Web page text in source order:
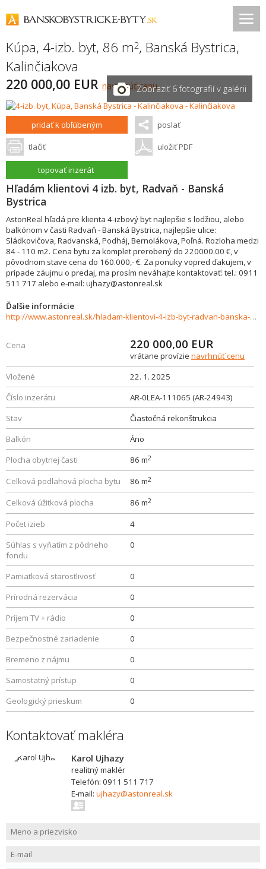
Kúpa, 4-izb. byt, 86 m2, Banská Bystrica,
Kalinčiakova
220 000,00 EUR navrhnúť cenuZobraziť 6 fotografií v galérii
pridať k obľúbeným poslať
tlačiť uložiť PDF
topovať inzerát
Hľadám klientovi 4 izb. byt, Radvaň - Banská
Bystrica
AstonReal hľadá pre klienta 4-izbový byt najlepšie s lodžiou, alebo
balkónom v časti Radvaň - Banská Bystrica, najlepšie ulice:
Sládkovičova, Radvanská, Podháj, Bernolákova, Poľná. Rozloha medzi
84 - 110 m2. Cena bytu za komplet prerobený do 220000.00 €, v
pôvodnom stave cena do 160.000,- €. Za ponuky vopred ďakujem, v
prípade záujmu o predaj, ma prosím neváhajte kontaktovať: tel.: 0911
511 717 alebo e-mail: ujhazy@astonreal.sk
Ďalšie informácie
http://www.astonreal.sk/hladam-klientovi-4-izb-byt-radvan-banska-bystrica-879841
Cena 220 000,00 EUR
vrátane provízie navrhnúť cenu
Vložené
22. 1. 2025
Číslo inzerátu
AR-0LEA-111065 (AR-24943)
Stav
Čiastočná rekonštrukcia
Balkón
Áno
Plocha obytnej časti
86 m2
Celková podlahová plocha bytu 86 m2
Celková úžitková plocha 86 m2
Počet izieb
4
Súhlas s vyňatím z pôdneho
fondu
0
Pamiatková starostlivosť
0
Prírodná rezervácia
0
Príjem TV + rádio
0
Bezpečnostné zariadenie
0
Bremeno z nájmu
0
Samostatný prístup
0
Geologický prieskum
0
Kontaktovať makléra
Karol Ujhazy
realitný maklér
Telefón: 0911 511 717
E-mail: ujhazy@astonreal.sk